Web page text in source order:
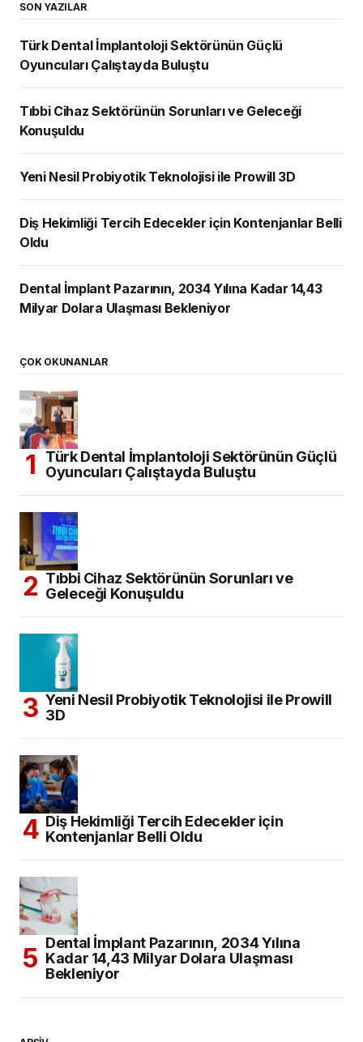
SON YAZILAR
Türk Dental İmplantoloji Sektörünün Güçlü
Oyuncuları Çalıştayda Buluştu
Tıbbi Cihaz Sektörünün Sorunları ve Geleceği
Konuşuldu
Yeni Nesil Probiyotik Teknolojisi ile Prowill 3D
Diş Hekimliği Tercih Edecekler için Kontenjanlar Belli
Oldu
Dental İmplant Pazarının, 2034 Yılına Kadar 14,43
Milyar Dolara Ulaşması Bekleniyor
ÇOK OKUNANLAR
Türk Dental İmplantoloji Sektörünün Güçlü
Oyuncuları Çalıştayda Buluştu
Tıbbi Cihaz Sektörünün Sorunları ve
Geleceği Konuşuldu
Yeni Nesil Probiyotik Teknolojisi ile Prowill
3D
Diş Hekimliği Tercih Edecekler için
Kontenjanlar Belli Oldu
Dental İmplant Pazarının, 2034 Yılına
Kadar 14,43 Milyar Dolara Ulaşması
Bekleniyor